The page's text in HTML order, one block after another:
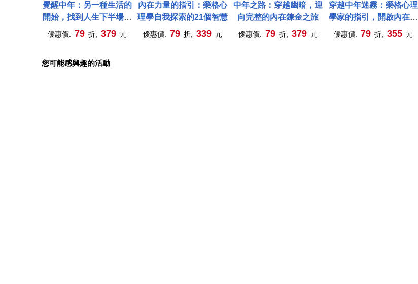
覺醒中年：另一種生活的
開始，找到人生下半場的
意義
優惠價: 79 折, 379 元
內在力量的指引：榮格心
理學自我探索的21個智慧
優惠價: 79 折, 339 元
中年之路：穿越幽暗，迎
向完整的內在鍊金之旅
優惠價: 79 折, 379 元
穿越中年迷霧：榮格心理
學家的指引，開啟內在對
話，理解焦慮、創傷、夢
優惠價: 79 折, 355 元
您可能感興趣的活動